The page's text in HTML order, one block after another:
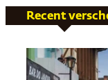
Recent